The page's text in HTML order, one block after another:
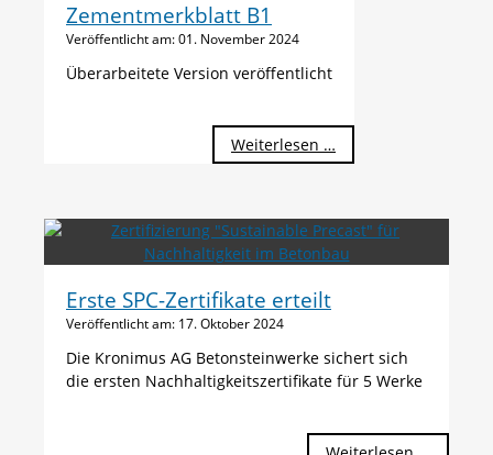
Zementmerkblatt B1
Veröffentlicht am: 01. November 2024
Überarbeitete Version veröffentlicht
Weiterlesen …
B1
Erste SPC-Zertifikate erteilt
Veröffentlicht am: 17. Oktober 2024
Die Kronimus AG Betonsteinwerke sichert sich
die ersten Nachhaltigkeitszertifikate für 5 Werke